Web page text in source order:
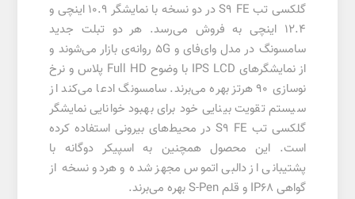
گلکسی تب S9 FE در دو نسخه با نمایشگر 10.9 اینچی و
12.4 اینچی به فروش می‌رسد. هر دو تبلت جدید
سامسونگ در مدل وای‌فای و 5G روانه‌ی بازار می‌شوند و
از نمایشگرهای IPS LCD با وضوح Full HD پلاس و نرخ
نوسازی 90 هرتز بهره می‌برند. سامسونگ ادعا می‌کند از
سیستم تقویت بینایی خود برای بهبود خوانایی نمایشگر
گلکسی تب S9 FE در محیط‌های بیرونی استفاده کرده
است. این محصول همچنین به اسپیکر دوگانه با
پشتیبانی از دالبی اتموس مجهز شده و هردو نسخه‌ از
گواهی IP68 و قلم S-Pen بهره می‌برند.